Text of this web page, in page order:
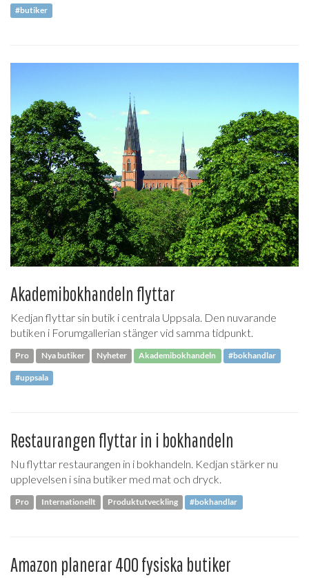
#butiker
Akademibokhandeln flyttar
Kedjan flyttar sin butik i centrala Uppsala. Den nuvarande
butiken i Forumgallerian stänger vid samma tidpunkt.
Pro Nya butiker Nyheter Akademibokhandeln #bokhandlar
#uppsala
Restaurangen flyttar in i bokhandeln
Nu flyttar restaurangen in i bokhandeln. Kedjan stärker nu
upplevelsen i sina butiker med mat och dryck.
Pro Internationellt Produktutveckling #bokhandlar
Amazon planerar 400 fysiska butiker